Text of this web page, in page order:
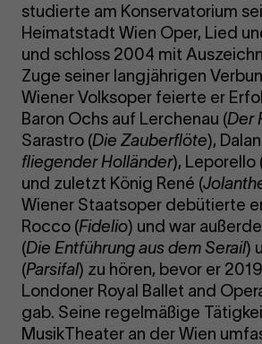
studierte am Konservatorium
Heimatstadt Wien Oper, Lied
und schloss 2004 mit
Zuge seiner langjährigen
Wiener Volksoper feierte er
Baron Ochs auf Lerchenau (Der
Sarastro (Die Zauberflöte),
fliegender Holländer), Leporello
und zuletzt König René (
Wiener Staatsoper debütierte
Rocco (Fidelio) und war
(Die Entführung aus dem Serail)
(Parsifal) zu hören, bevor er
Londoner Royal Ballet and
gab. Seine regelmäßige
MusikTheater an der Wien